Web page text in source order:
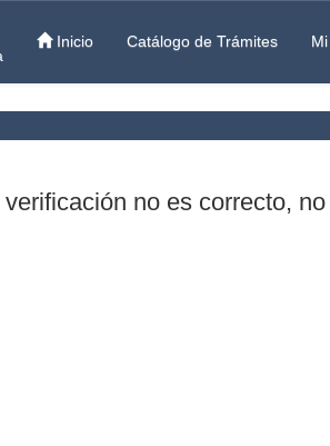
Inicio Catálogo de Trámites
no es correcto,